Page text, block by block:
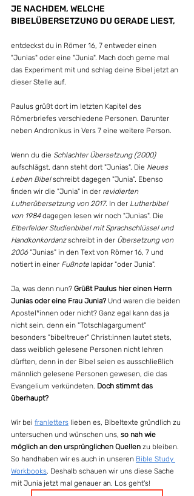
JE NACHDEM, WELCHE
BIBELÜBERSETZUNG DU GERADE LIEST,
entdeckst du in Römer 16, 7 entweder einen
"Junias" oder eine "Junia". Mach doch gerne mal
das Experiment mit und schlag deine Bibel jetzt an
dieser Stelle auf.
Paulus grüßt dort im letzten Kapitel des
Römerbriefes verschiedene Personen. Darunter
neben Andronikus in Vers 7 eine weitere Person.
Wenn du die Schlachter Übersetzung (2000)
aufschlägst, dann steht dort "Junias". Die Neues
Leben Bibel schreibt dagegen "Junia". Ebenso
finden wir die "Junia" in der revidierten
Lutherübersetzung von 2017. In der Lutherbibel
von 1984 dagegen lesen wir noch "Junias". Die
Elberfelder Studienbibel mit Sprachschlüssel und
Handkonkordanz schreibt in der Übersetzung von
2006 "Junias" in den Text von Römer 16, 7 und
notiert in einer Fußnote lapidar "oder Junia".
Ja, was denn nun? Grüßt Paulus hier einen Herrn
Junias oder eine Frau Junia? Und waren die beiden
Apostel*innen oder nicht? Ganz egal kann das ja
nicht sein, denn ein "Totschlagargument"
besonders "bibeltreuer" Christ:innen lautet stets,
dass weiblich gelesene Personen nicht lehren
dürften, denn in der Bibel seien es ausschließlich
männlich gelesene Personen gewesen, die das
Evangelium verkündeten. Doch stimmt das
überhaupt?
Wir bei franletters lieben es, Bibeltexte gründlich zu
untersuchen und wünschen uns, so nah wie
möglich an den ursprünglichen Quellen zu bleiben.
So handhaben wir es auch in unseren Bible Study
Workbooks. Deshalb schauen wir uns diese Sache
mit Junia jetzt mal genauer an. Los geht's!